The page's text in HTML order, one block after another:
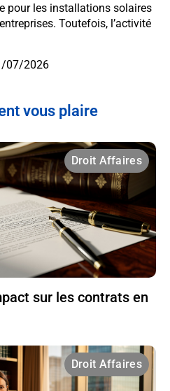
pour les installations solaires
Toutefois, l’activité
07/2026
vous plaire
Droit Affaires
sur les contrats en
Droit Affaires